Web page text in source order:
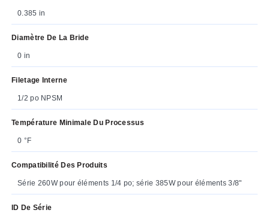
0.385 in
Diamètre De La Bride
0 in
Filetage Interne
1/2 po NPSM
Température Minimale Du Processus
0 °F
Compatibilité Des Produits
Série 260W pour éléments 1/4 po; série 385W pour éléments 3/8"
ID De Série